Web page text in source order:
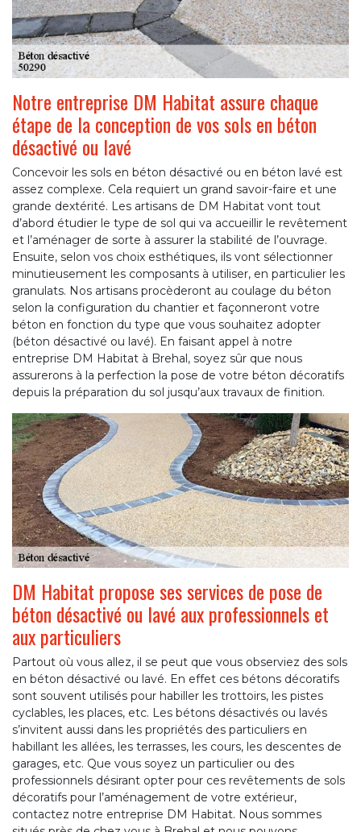
Notre entreprise DM Habitat assure chaque
étape de la conception de vos sols en béton
désactivé ou lavé
Concevoir les sols en béton désactivé ou en béton lavé est
assez complexe. Cela requiert un grand savoir-faire et une
grande dextérité. Les artisans de DM Habitat vont tout
d’abord étudier le type de sol qui va accueillir le revêtement
et l’aménager de sorte à assurer la stabilité de l’ouvrage.
Ensuite, selon vos choix esthétiques, ils vont sélectionner
minutieusement les composants à utiliser, en particulier les
granulats. Nos artisans procèderont au coulage du béton
selon la configuration du chantier et façonneront votre
béton en fonction du type que vous souhaitez adopter
(béton désactivé ou lavé). En faisant appel à notre
entreprise DM Habitat à Brehal, soyez sûr que nous
assurerons à la perfection la pose de votre béton décoratifs
depuis la préparation du sol jusqu’aux travaux de finition.
DM Habitat propose ses services de pose de
béton désactivé ou lavé aux professionnels et
aux particuliers
Partout où vous allez, il se peut que vous observiez des sols
en béton désactivé ou lavé. En effet ces bétons décoratifs
sont souvent utilisés pour habiller les trottoirs, les pistes
cyclables, les places, etc. Les bétons désactivés ou lavés
s’invitent aussi dans les propriétés des particuliers en
habillant les allées, les terrasses, les cours, les descentes de
garages, etc. Que vous soyez un particulier ou des
professionnels désirant opter pour ces revêtements de sols
décoratifs pour l’aménagement de votre extérieur,
contactez notre entreprise DM Habitat. Nous sommes